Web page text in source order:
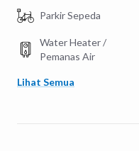
Parkir Sepeda
Water Heater /
Pemanas Air
Lihat Semua